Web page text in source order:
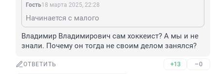
Гость18 марта 2025, 22:28
Начинается с малого
Владимир Владимирович сам хоккеист? А мы и не
знали. Почему он тогда не своим делом занялся?
ОТВЕТИТЬ +13 –0